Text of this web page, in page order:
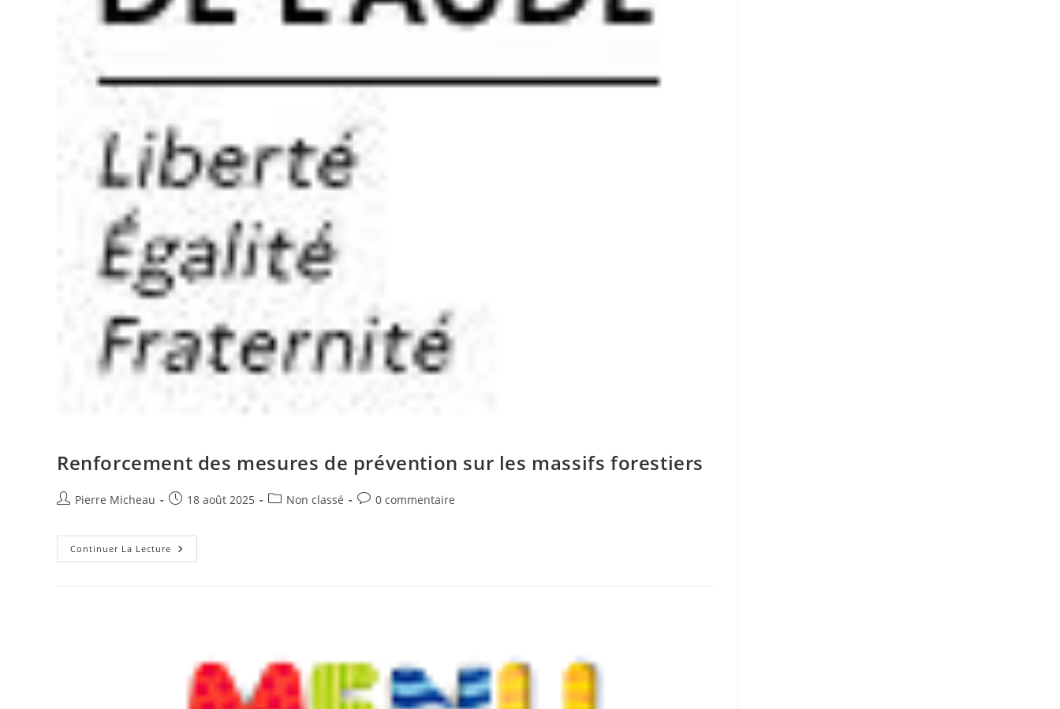
Renforcement des mesures de prévention sur les massifs forestiers
Auteur/autrice
la
publication :
Pierre Micheau
Publication
18 août 2025
PostNon classé
Commentaires
0 commentaire
Continuer La Lecture Renforcement
Des